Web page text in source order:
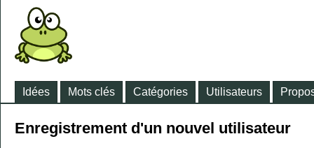
Idées Mots clés Catégories Utilisateurs
Enregistrement d'un nouvel utilisateur